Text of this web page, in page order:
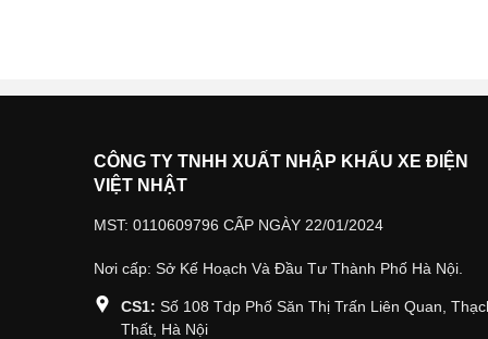
CÔNG TY TNHH XUẤT NHẬP KHẨU XE ĐIỆN
VIỆT NHẬT
MST: 0110609796 CẤP NGÀY 22/01/2024
Nơi cấp: Sở Kế Hoạch Và Đầu Tư Thành Phố Hà Nội.
CS1: Số 108 Tdp Phố Săn Thị Trấn Liên Quan,
Thất, Hà Nội